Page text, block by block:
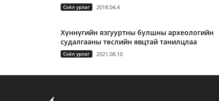
Соёл урлаг 2018.04.4
Хүннүгийн язгууртны булшны археологийн
судалгааны төслийн явцтай танилцлаа
Соёл урлаг 2021.08.10